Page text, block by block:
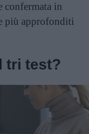
confermata in
più approfonditi
tri test?